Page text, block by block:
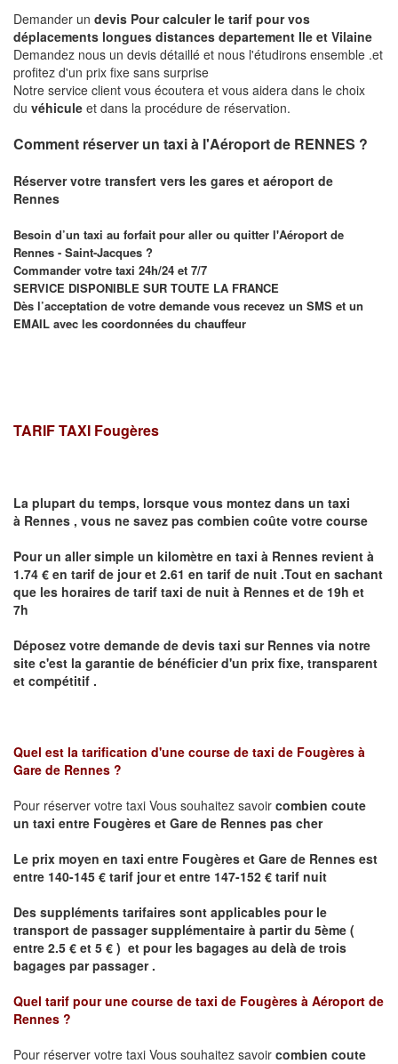
Demander un devis Pour calculer le tarif pour vos
déplacements longues distances departement Ile et Vilaine
Demandez nous un devis détaillé et nous l'étudirons ensemble .et
profitez d'un prix fixe sans surprise
Notre service client vous écoutera et vous aidera dans le choix
du véhicule et dans la procédure de réservation.
Comment réserver un taxi à l'Aéroport de RENNES ?
Réserver votre transfert vers les gares et aéroport de
Rennes
Besoin d’un taxi au forfait pour aller ou quitter l'Aéroport de
Rennes - Saint-Jacques ?
Commander votre taxi 24h/24 et 7/7
SERVICE DISPONIBLE SUR TOUTE LA FRANCE
Dès l’acceptation de votre demande vous recevez un SMS et un
EMAIL avec les coordonnées du chauffeur
TARIF TAXI Fougères
La plupart du temps, lorsque vous montez dans un taxi
à Rennes , vous ne savez pas combien coûte votre course
Pour un aller simple un kilomètre en taxi à Rennes revient à
1.74 € en tarif de jour et 2.61 en tarif de nuit .Tout en sachant
que les horaires de tarif taxi de nuit à Rennes et de 19h et
7h
Déposez votre demande de devis taxi sur Rennes via notre
site c'est la garantie de bénéficier d'un prix fixe, transparent
et compétitif .
Quel est la tarification d'une course de taxi de Fougères à
Gare de Rennes ?
Pour réserver votre taxi Vous souhaitez savoir combien coute
un taxi entre Fougères et Gare de Rennes pas cher
Le prix moyen en taxi entre Fougères et Gare de Rennes est
entre 140-145 € tarif jour et entre 147-152 € tarif nuit
Des suppléments tarifaires sont applicables pour le
transport de passager supplémentaire à partir du 5ème (
entre 2.5 € et 5 € ) et pour les bagages au delà de trois
bagages par passager .
Quel tarif pour une course de taxi de Fougères à Aéroport de
Rennes ?
Pour réserver votre taxi Vous souhaitez savoir combien coute